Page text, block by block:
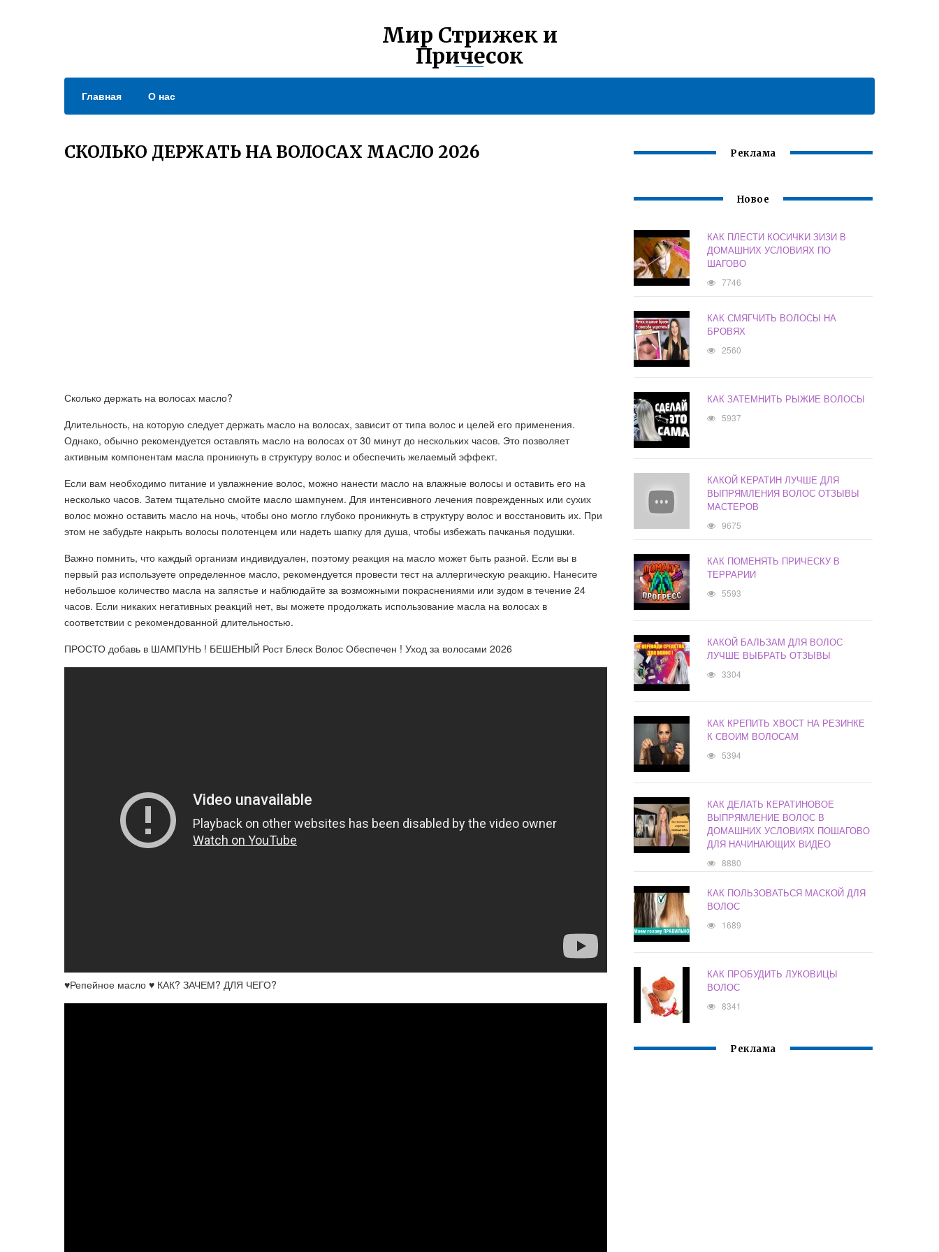
Мир Стрижек и
Причесок
Главная О нас
СКОЛЬКО ДЕРЖАТЬ НА ВОЛОСАХ МАСЛО 2026
Сколько держать на волосах масло?
Длительность, на которую следует держать масло на волосах, зависит от типа волос и целей его применения.
Однако, обычно рекомендуется оставлять масло на волосах от 30 минут до нескольких часов. Это позволяет
активным компонентам масла проникнуть в структуру волос и обеспечить желаемый эффект.
Если вам необходимо питание и увлажнение волос, можно нанести масло на влажные волосы и оставить его на
несколько часов. Затем тщательно смойте масло шампунем. Для интенсивного лечения поврежденных или сухих
волос можно оставить масло на ночь, чтобы оно могло глубоко проникнуть в структуру волос и восстановить их. При
этом не забудьте накрыть волосы полотенцем или надеть шапку для душа, чтобы избежать пачканья подушки.
Важно помнить, что каждый организм индивидуален, поэтому реакция на масло может быть разной. Если вы в
первый раз используете определенное масло, рекомендуется провести тест на аллергическую реакцию. Нанесите
небольшое количество масла на запястье и наблюдайте за возможными покраснениями или зудом в течение 24
часов. Если никаких негативных реакций нет, вы можете продолжать использование масла на волосах в
соответствии с рекомендованной длительностью.
ПРОСТО добавь в ШАМПУНЬ ! БЕШЕНЫЙ Рост Блеск Волос Обеспечен ! Уход за волосами 2026
♥Репейное масло ♥ КАК? ЗАЧЕМ? ДЛЯ ЧЕГО?
Реклама
Новое
КАК ПЛЕСТИ КОСИЧКИ ЗИЗИ В
ДОМАШНИХ УСЛОВИЯХ ПО
ШАГОВО
7746
КАК СМЯГЧИТЬ ВОЛОСЫ НА
БРОВЯХ
2560
КАК ЗАТЕМНИТЬ РЫЖИЕ ВОЛОСЫ
5937
КАКОЙ КЕРАТИН ЛУЧШЕ ДЛЯ
ВЫПРЯМЛЕНИЯ ВОЛОС ОТЗЫВЫ
МАСТЕРОВ
9675
КАК ПОМЕНЯТЬ ПРИЧЕСКУ В
ТЕРРАРИИ
5593
КАКОЙ БАЛЬЗАМ ДЛЯ ВОЛОС
ЛУЧШЕ ВЫБРАТЬ ОТЗЫВЫ
3304
КАК КРЕПИТЬ ХВОСТ НА РЕЗИНКЕ
К СВОИМ ВОЛОСАМ
5394
КАК ДЕЛАТЬ КЕРАТИНОВОЕ
ВЫПРЯМЛЕНИЕ ВОЛОС В
ДОМАШНИХ УСЛОВИЯХ ПОШАГОВО
ДЛЯ НАЧИНАЮЩИХ ВИДЕО
8880
КАК ПОЛЬЗОВАТЬСЯ МАСКОЙ ДЛЯ
ВОЛОС
1689
КАК ПРОБУДИТЬ ЛУКОВИЦЫ
ВОЛОС
8341
Реклама